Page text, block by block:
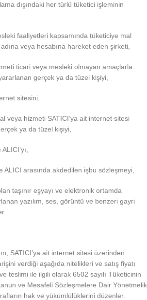
dışındaki her türlü tüketici işleminin
faaliyetleri kapsamında tüketiciye mal
veya hesabına hareket eden şirketi,
ticari veya mesleki olmayan amaçlarla
gerçek ya da tüzel kişiyi,
sitesini,
veya hizmeti SATICI’ya ait internet sitesi
ya da tüzel kişiyi,
ALICI arasında akdedilen işbu sözleşmeyi,
taşınır eşyayı ve elektronik ortamda
yazılım, ses, görüntü ve benzeri gayri
SATICI’ya ait internet sitesi üzerinden
verdiği aşağıda nitelikleri ve satış fiyatı
teslimi ile ilgili olarak 6502 sayılı Tüketicinin
ve Mesafeli Sözleşmelere Dair Yönetmelik
hak ve yükümlülüklerini düzenler.